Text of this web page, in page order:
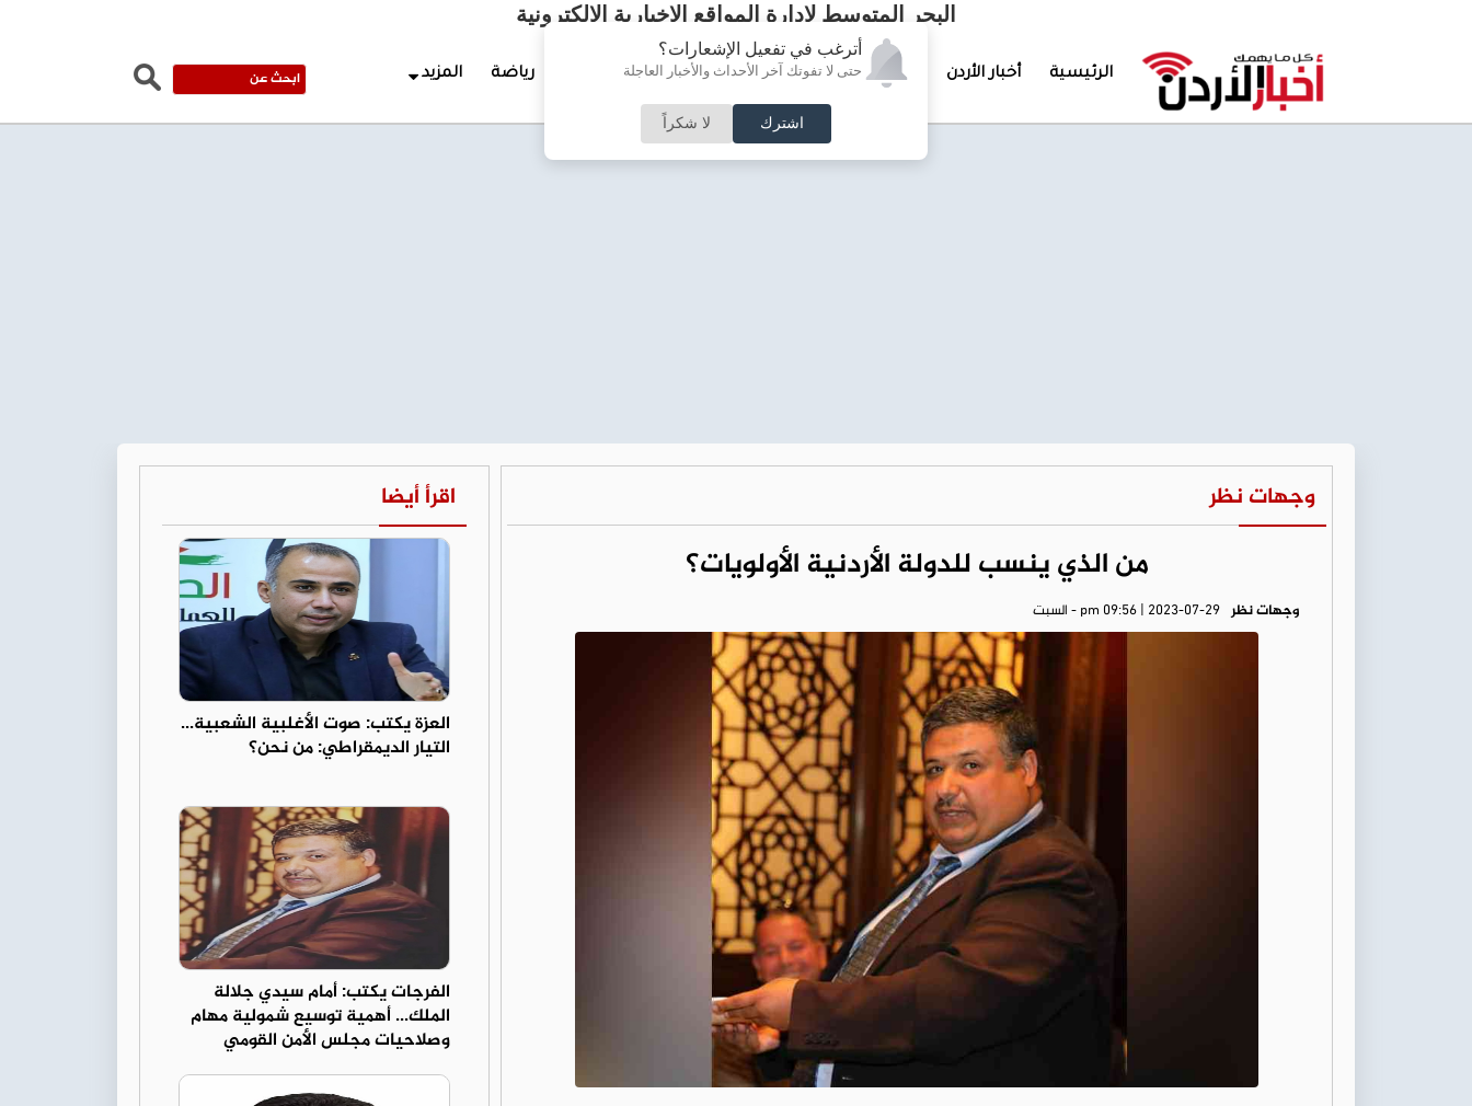
أترغب في تفعيل الإشعارات؟
حتى لا تفوتك آخر الأحداث والأخبار العاجلة
اشترك لا شكراً
البحر المتوسط لإدارة المواقع الإخبارية الالكترونية
الرئيسية أخبار الأردن تغطيات خاصة لقاء الأسبوع جرائم وحوادث رياضة المزيد
وجهات نظر
من الذي ينسب للدولة الأردنية الأولويات؟
وجهات نظر pm 09:56 | 2023-07-29 - السبت
اقرأ أيضا
العزة يكتب: صوت الأغلبية الشعبية...
التيار الديمقراطي: من نحن؟
الفرجات يكتب: أمام سيدي جلالة
الملك... أهمية توسيع شمولية مهام
وصلاحيات مجلس الأمن القومي